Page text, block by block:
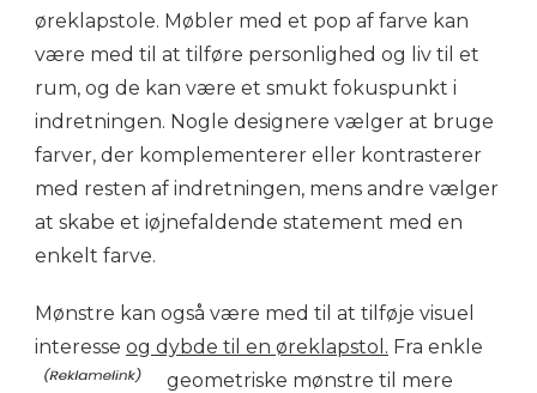
øreklapstole. Møbler med et pop af farve kan
være med til at tilføre personlighed og liv til et
rum, og de kan være et smukt fokuspunkt i
indretningen. Nogle designere vælger at bruge
farver, der komplementerer eller kontrasterer
med resten af indretningen, mens andre vælger
at skabe et iøjnefaldende statement med en
enkelt farve.
Mønstre kan også være med til at tilføje visuel
interesse og dybde til en øreklapstol. Fra enkle
geometriske mønstre til mere